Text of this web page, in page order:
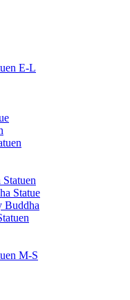
E-L
Statue
Buddha
M-S